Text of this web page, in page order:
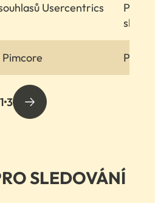
Usercentrics
služba
13
SLEDOVÁNÍ